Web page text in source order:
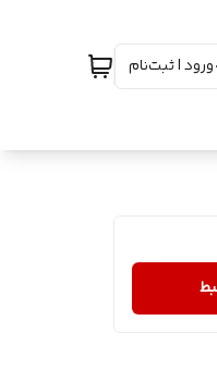
ورود | ثبت‌نام